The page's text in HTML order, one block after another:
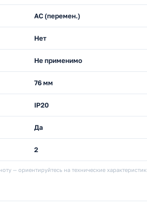
AC (перемен.)
Нет
Не применимо
76 мм
IP20
Да
2
— ориентируйтесь на технические